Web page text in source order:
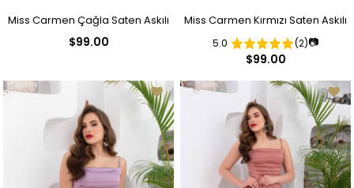
Miss Carmen Çağla Saten Askılı
$99.00
Miss Carmen Kırmızı Saten Askılı
Düğmeli Kısa Abiye Elbise
5.0 (2)📷
$99.00